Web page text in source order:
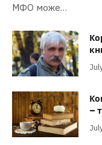
МФО може…
–